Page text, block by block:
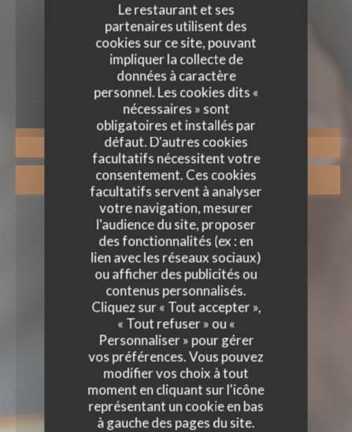
Le restaurant et ses
partenaires utilisent des
cookies sur ce site, pouvant
impliquer la collecte de
données à caractère
personnel. Les cookies dits «
nécessaires » sont
obligatoires et installés par
défaut. D'autres cookies
facultatifs nécessitent votre
consentement. Ces cookies
facultatifs servent à analyser
votre navigation, mesurer
l'audience du site, proposer
des fonctionnalités (ex : en
lien avec les réseaux sociaux)
ou afficher des publicités ou
contenus personnalisés.
Cliquez sur « Tout accepter »,
« Tout refuser » ou «
Personnaliser » pour gérer
vos préférences. Vous pouvez
modifier vos choix à tout
moment en cliquant sur l'icône
représentant un cookie en bas
à gauche des pages du site.
BONS CADEAUX
RÉSERVER
BONS CADEAUX